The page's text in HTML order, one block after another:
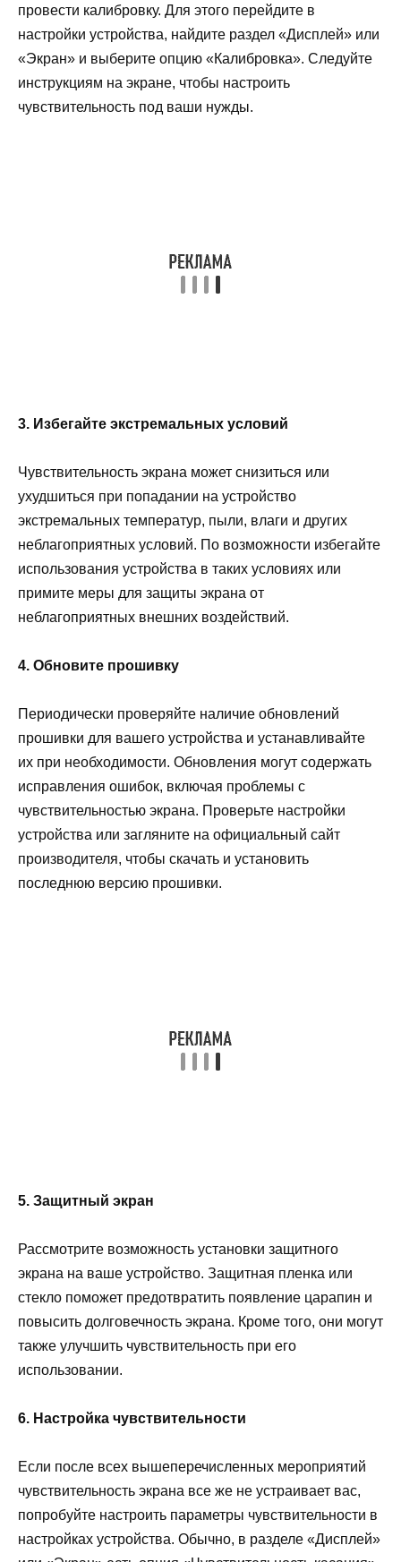
провести калибровку. Для этого перейдите в
настройки устройства, найдите раздел «Дисплей» или
«Экран» и выберите опцию «Калибровка». Следуйте
инструкциям на экране, чтобы настроить
чувствительность под ваши нужды.
3. Избегайте экстремальных условий
Чувствительность экрана может снизиться или
ухудшиться при попадании на устройство
экстремальных температур, пыли, влаги и других
неблагоприятных условий. По возможности избегайте
использования устройства в таких условиях или
примите меры для защиты экрана от
неблагоприятных внешних воздействий.
4. Обновите прошивку
Периодически проверяйте наличие обновлений
прошивки для вашего устройства и устанавливайте
их при необходимости. Обновления могут содержать
исправления ошибок, включая проблемы с
чувствительностью экрана. Проверьте настройки
устройства или загляните на официальный сайт
производителя, чтобы скачать и установить
последнюю версию прошивки.
5. Защитный экран
Рассмотрите возможность установки защитного
экрана на ваше устройство. Защитная пленка или
стекло поможет предотвратить появление царапин и
повысить долговечность экрана. Кроме того, они могут
также улучшить чувствительность при его
использовании.
6. Настройка чувствительности
Если после всех вышеперечисленных мероприятий
чувствительность экрана все же не устраивает вас,
попробуйте настроить параметры чувствительности в
настройках устройства. Обычно, в разделе «Дисплей»